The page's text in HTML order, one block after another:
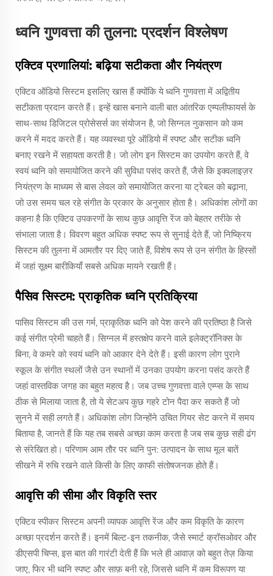
ध्वनि गुणवत्ता की तुलना: प्रदर्शन विश्लेषण
एक्टिव प्रणालियां: बढ़िया सटीकता और नियंत्रण
एक्टिव ऑडियो सिस्टम इसलिए खास हैं क्योंकि ये ध्वनि गुणवत्ता में अद्वितीय
सटीकता प्रदान करते हैं। इन्हें खास बनाने वाली बात आंतरिक एम्पलीफायर्स के
साथ-साथ डिजिटल प्रोसेसर्स का संयोजन है, जो सिग्नल नुकसान को कम
करने में मदद करते हैं। यह व्यवस्था पूरे ऑडियो में स्पष्ट और सटीक ध्वनि
बनाए रखने में सहायता करती है। जो लोग इन सिस्टम का उपयोग करते हैं, वे
स्वयं ध्वनि को समायोजित करने की सुविधा पसंद करते हैं, जैसे कि इक्वलाइज़र
नियंत्रण के माध्यम से बास लेवल को समायोजित करना या ट्रेबल को बढ़ाना,
जो उस समय चल रहे संगीत के प्रकार के अनुसार होता है। अधिकांश लोगों का
कहना है कि एक्टिव उपकरणों के साथ कुछ आवृत्ति रेंज को बेहतर तरीके से
संभाला जाता है। विवरण बहुत अधिक स्पष्ट रूप से सुनाई देते हैं, जो निष्क्रिय
सिस्टम की तुलना में आमतौर पर दिए जाते हैं, विशेष रूप से उन संगीत के हिस्सों
में जहां सूक्ष्म बारीकियाँ सबसे अधिक मायने रखती हैं।
पैसिव सिस्टम: प्राकृतिक ध्वनि प्रतिक्रिया
पासिव सिस्टम की उस गर्म, प्राकृतिक ध्वनि को पेश करने की प्रतिष्ठा है जिसे
कई संगीत प्रेमी चाहते हैं। सिग्नल में हस्तक्षेप करने वाले इलेक्ट्रॉनिक्स के
बिना, वे कमरे को स्वयं ध्वनि को आकार देने देते हैं। इसी कारण लोग पुराने
स्कूल के संगीत स्थलों जैसे उन स्थानों में उनका उपयोग करना पसंद करते हैं
जहां वास्तविक जगह का बहुत महत्व है। जब उच्च गुणवत्ता वाले एम्प्स के साथ
ठीक से मिलाया जाता है, तो ये सेटअप कुछ गहरे टोन पैदा कर सकते हैं जो
सुनने में सही लगते हैं। अधिकांश लोग जिन्होंने उचित गियर सेट करने में समय
बिताया है, जानते हैं कि यह तब सबसे अच्छा काम करता है जब सब कुछ सही ढंग
से संरेखित हो। परिणाम आम तौर पर ध्वनि पुन: उत्पादन के साथ मूल बातें
सीखने में रुचि रखने वाले किसी के लिए काफी संतोषजनक होते हैं।
आवृत्ति की सीमा और विकृति स्तर
एक्टिव स्पीकर सिस्टम अपनी व्यापक आवृत्ति रेंज और कम विकृति के कारण
अच्छा प्रदर्शन करते हैं। इनमें बिल्ट-इन तकनीक, जैसे स्मार्ट क्रॉसओवर और
डीएसपी चिप्स, इस बात की गारंटी देती हैं कि भले ही आवाज़ को बहुत तेज़ किया
जाए, फिर भी ध्वनि स्पष्ट और साफ़ बनी रहे, जिससे ध्वनि में कम विरूपण या